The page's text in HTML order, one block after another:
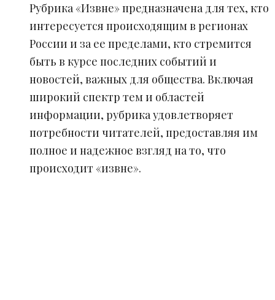
Рубрика «Извне» предназначена для тех, кто
интересуется происходящим в регионах
России и за ее пределами, кто стремится
быть в курсе последних событий и
новостей, важных для общества. Включая
широкий спектр тем и областей
информации, рубрика удовлетворяет
потребности читателей, предоставляя им
полное и надежное взгляд на то, что
происходит «извне».